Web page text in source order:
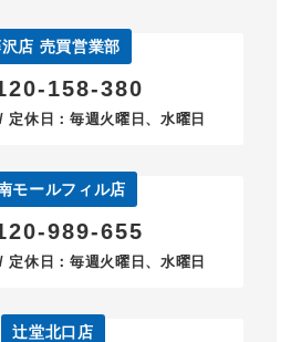
店 売買営業部
158-380
定休日：毎週火曜日、水曜日
モールフィル店
989-655
定休日：毎週火曜日、水曜日
辻堂北口店